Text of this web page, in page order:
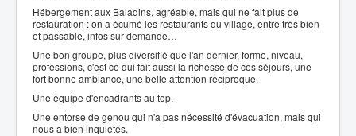
Hébergement aux Baladins, agréable, mais qui ne fait plus de
restauration : on a écumé les restaurants du village, entre très bien
et passable, infos sur demande…
Une bon groupe, plus diversifié que l'an dernier, forme, niveau,
professions, c'est ce qui fait aussi la richesse de ces séjours, une
fort bonne ambiance, une belle attention réciproque.
Une équipe d'encadrants au top.
Une entorse de genou qui n'a pas nécessité d'évacuation, mais qui
nous a bien inquiétés.